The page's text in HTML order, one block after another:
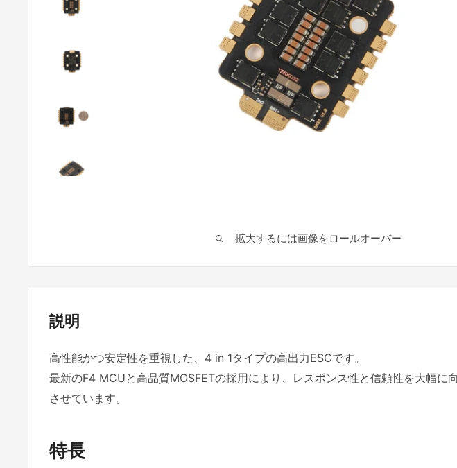
拡大するには画像をロールオーバー
説明
高性能かつ安定性を重視した、4 in 1タイプの高出力ESCです。
最新のF4 MCUと高品質MOSFETの採用により、レスポンス性と信頼性を大幅に
させています。
特長